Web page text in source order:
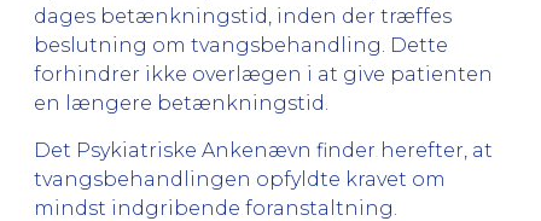
dages betænkningstid, inden der træffes
beslutning om tvangsbehandling. Dette
forhindrer ikke overlægen i at give patienten
en længere betænkningstid.
Det Psykiatriske Ankenævn finder herefter, at
tvangsbehandlingen opfyldte kravet om
mindst indgribende foranstaltning.